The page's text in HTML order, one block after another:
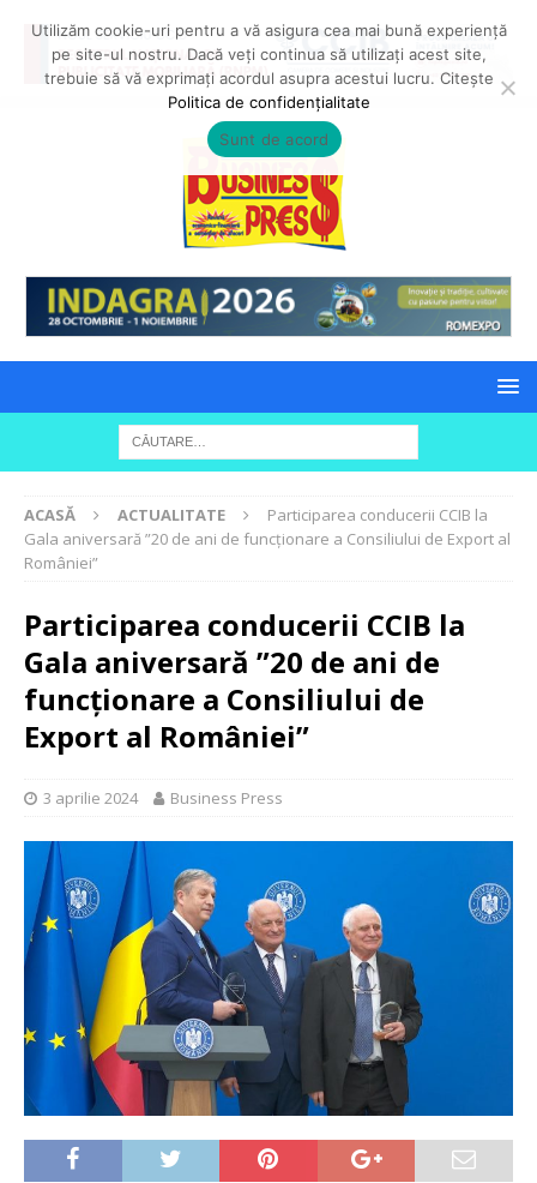
ACASĂ ACTUALITATE
Participarea conducerii CCIB la
Gala aniversară ”20 de ani de funcționare a Consiliului de Export al
României”
Participarea conducerii CCIB la
Gala aniversară ”20 de ani de
funcționare a Consiliului de
Export al României”
3 aprilie 2024 Business Press
Utilizăm cookie-uri pentru a vă asigura cea mai bună experiență
pe site-ul nostru. Dacă veți continua să utilizați acest site,
trebuie să vă exprimați acordul asupra acestui lucru. Citește
Politica de confidențialitate
Sunt de acord